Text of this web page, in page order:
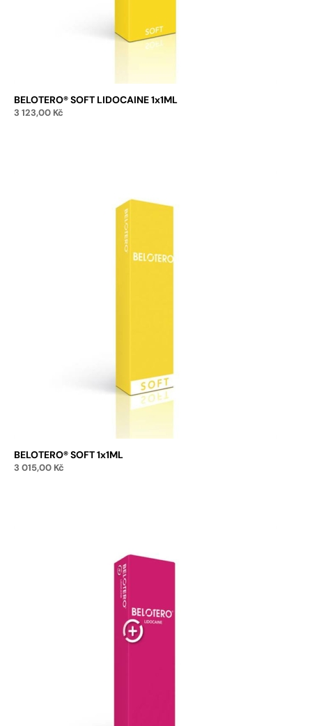
BELOTERO® SOFT LIDOCAINE 1x1ML
3 123,00 Kč
BELOTERO® SOFT 1x1ML
3 015,00 Kč